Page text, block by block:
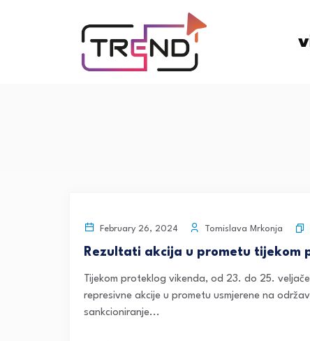
February 26, 2024 Tomislava Mrkonja
Rezultati akcija u prometu tijekom
Tijekom proteklog vikenda, od 23. do 25.
represivne akcije u prometu usmjerene na
sankcioniranje...